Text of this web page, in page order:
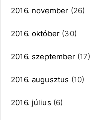
2016. november (26)
2016. október (30)
2016. szeptember (17)
2016. augusztus (10)
2016. július (6)